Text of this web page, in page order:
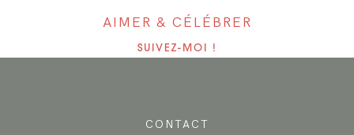
AIMER & CÉLÉBRER
SUIVEZ-MOI !
CONTACT